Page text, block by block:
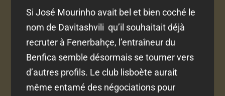
Si José Mourinho avait bel et bien coché le
nom de Davitashvili qu’il souhaitait déjà
recruter à Fenerbahçe, l’entraîneur du
Benfica semble désormais se tourner vers
d’autres profils. Le club lisboète aurait
même entamé des négociations pour